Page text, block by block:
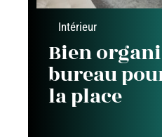
Intérieur
Bien
bureau
la place